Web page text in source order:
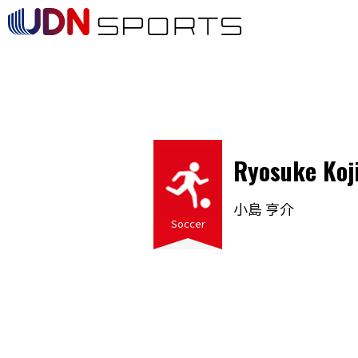
Soccer
Ryosuke
小島 亨介